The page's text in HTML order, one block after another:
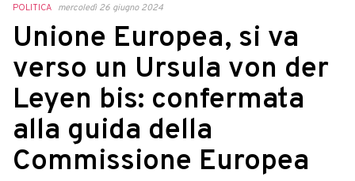
POLITICA mercoledì 26 giugno 2024
Unione Europea, si va
verso un Ursula von der
Leyen bis: confermata
alla guida della
Commissione Europea